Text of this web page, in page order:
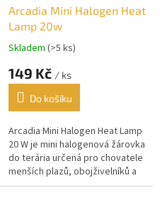
Arcadia Mini Halogen Heat
Lamp 20w
Skladem (>5 ks)
149 Kč / ks
Do košíku
Arcadia Mini Halogen Heat Lamp
20 W je mini halogenová žárovka
do terária určená pro chovatele
menších plazů, obojživelníků a
bezobratlých. Poskytuje šetrné